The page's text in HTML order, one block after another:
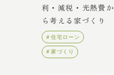
利・減税・光熱費か
ら考える家づくり
＃住宅ローン
＃家づくり